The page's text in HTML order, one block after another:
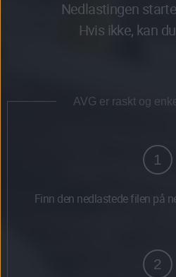
Nedlastingen
Hvis ikke, kan du
AVG er raskt og
1
Finn den nedlastede filen på
2